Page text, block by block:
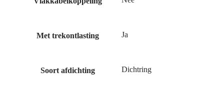
Met trekontlasting Ja
Soort afdichting Dichtring